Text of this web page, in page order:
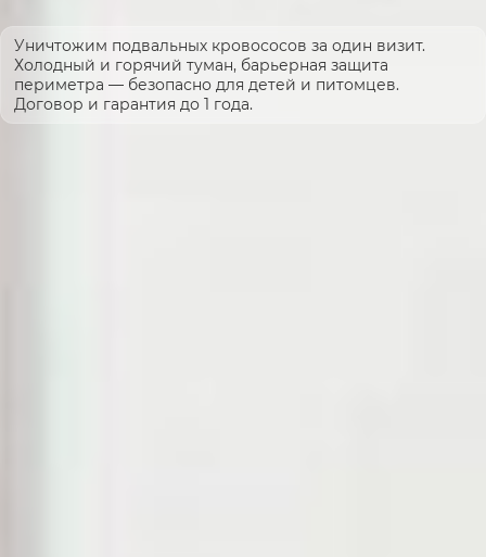
Уничтожим подвальных кровососов за один визит.
Холодный и горячий туман, барьерная защита
периметра — безопасно для детей и питомцев.
Договор и гарантия до 1 года.